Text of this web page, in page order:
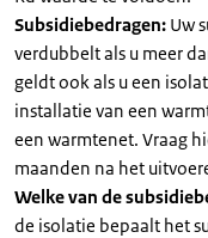
Subsidiebedragen: Uw
verdubbelt als u meer
geldt ook als u een
installatie van een
een warmtenet. Vraag
maanden na het
Welke van de
de isolatie bepaalt het